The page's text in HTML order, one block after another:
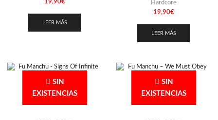
19,90€
LEER MÁS
Hardcore
19,90€
LEER MÁS
SIN
EXISTENCIAS
SIN
EXISTENCIAS